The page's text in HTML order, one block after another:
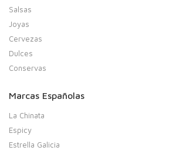
Salsas
Joyas
Cervezas
Dulces
Conservas
Marcas Españolas
La Chinata
Espicy
Estrella Galicia